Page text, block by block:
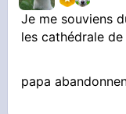
Je me souviens
les cathédrale
papa